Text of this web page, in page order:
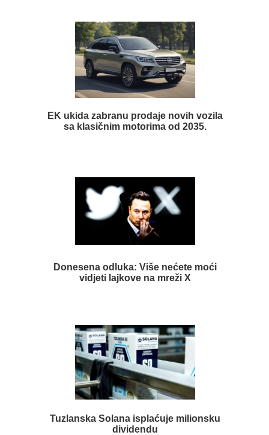
EK ukida zabranu prodaje novih vozila
sa klasičnim motorima od 2035.
Donesena odluka: Više nećete moći
vidjeti lajkove na mreži X
Tuzlanska Solana isplaćuje milionsku
dividendu